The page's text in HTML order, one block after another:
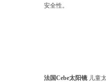
安全性。
法国Cebe太阳镜 儿童